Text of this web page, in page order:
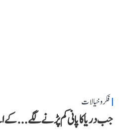
فکر و خیالات
جب دریا کا پانی کم پڑنے